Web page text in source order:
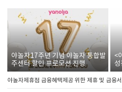
야놀자17주년 기념 야놀자 통합발
주센터 할인 프로모션 진행
<
야놀자제휴점 금융혜택제공 위한 제휴 및 금융서